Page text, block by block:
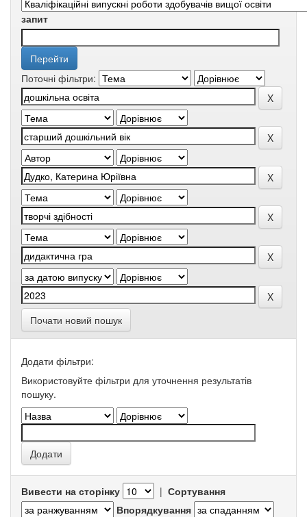
запит
Поточні фільтри:
Почати новий пошук
Додати фільтри:
Використовуйте фільтри для уточнення результатів
пошуку.
Вивести на сторінку | Сортування
Впорядкування